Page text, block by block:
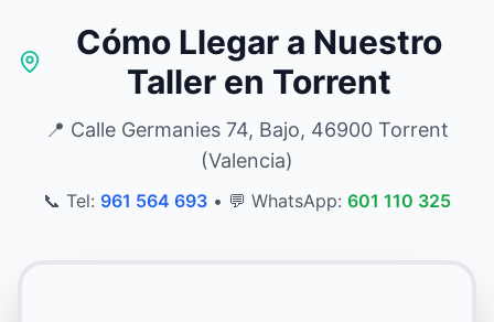
Cómo Llegar a Nuestro
Taller en Torrent
📍 Calle Germanies 74, Bajo, 46900 Torrent
(Valencia)
📞 Tel: 961 564 693 • 💬 WhatsApp: 601 110 325